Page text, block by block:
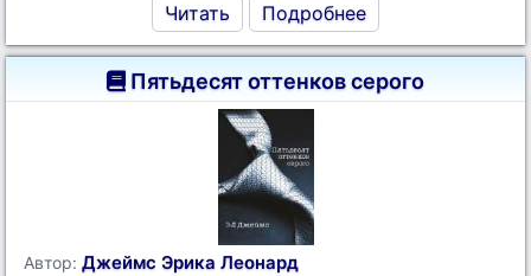
Читать Подробнее
Пятьдесят оттенков серого
Автор: Джеймс Эрика Леонард